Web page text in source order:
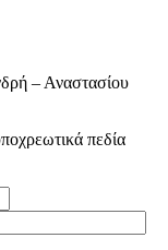
– Αναστασίου
πεδία